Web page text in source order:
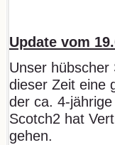
Update vom
Unser hübscher
dieser Zeit eine
der ca. 4-
Scotch2 hat
gehen.